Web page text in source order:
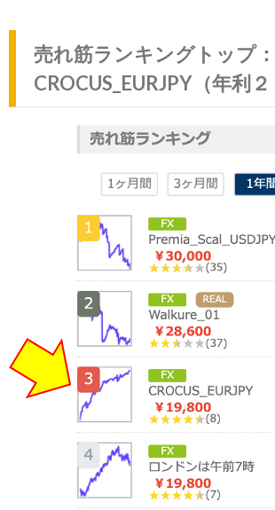
売れ筋ランキングトップ：
CROCUS_EURJPY（年利２